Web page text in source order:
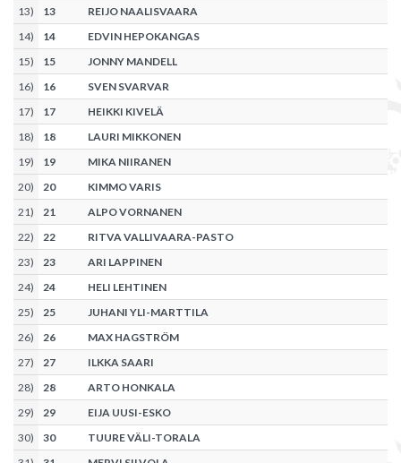
13) 13
REIJO NAALISVAARA
14) 14
EDVIN HEPOKANGAS
15) 15
JONNY MANDELL
16) 16
SVEN SVARVAR
17) 17
HEIKKI KIVELÄ
18) 18
LAURI MIKKONEN
19) 19
MIKA NIIRANEN
20) 20
KIMMO VARIS
21) 21
ALPO VORNANEN
22) 22
RITVA VALLIVAARA-PASTO
23) 23
ARI LAPPINEN
24) 24
HELI LEHTINEN
25) 25
JUHANI YLI-MARTTILA
26) 26
MAX HAGSTRÖM
27) 27
ILKKA SAARI
28) 28
ARTO HONKALA
29) 29
EIJA UUSI-ESKO
30) 30
TUURE VÄLI-TORALA